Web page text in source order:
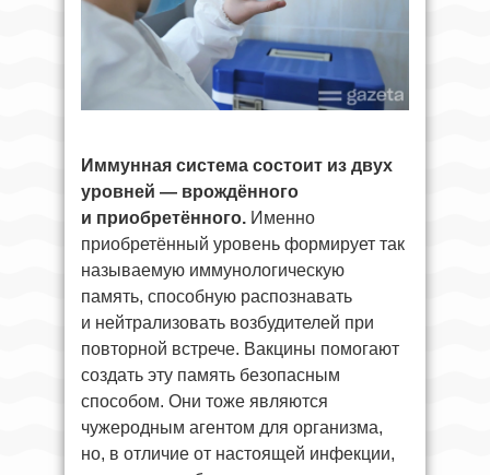
Иммунная система состоит из двух
уровней — врождённого
и приобретённого. Именно
приобретённый уровень формирует так
называемую иммунологическую
память, способную распознавать
и нейтрализовать возбудителей при
повторной встрече. Вакцины помогают
создать эту память безопасным
способом. Они тоже являются
чужеродным агентом для организма,
но, в отличие от настоящей инфекции,